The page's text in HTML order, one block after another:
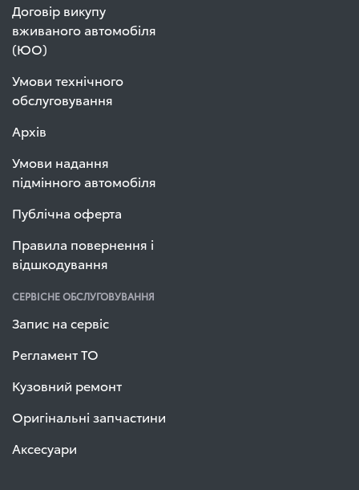
Договір викупу
вживаного автомобіля
(ЮО)
Умови технічного
обслуговування
Архів
Умови надання
підмінного автомобіля
Публічна оферта
Правила повернення і
відшкодування
СЕРВІСНЕ ОБСЛУГОВУВАННЯ
Запис на сервіс
Регламент ТО
Кузовний ремонт
Оригінальні запчастини
Аксесуари